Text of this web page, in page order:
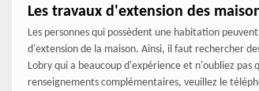
Les travaux d'extension des
Les personnes qui possèdent une habitation
d'extension de la maison. Ainsi, il faut rechercher
Lobry qui a beaucoup d'expérience et n'oubliez
renseignements complémentaires, veuillez le